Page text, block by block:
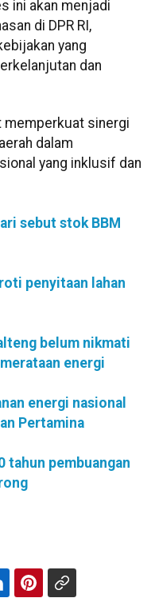
ini akan menjadi
di DPR RI,
yang
dan
memperkuat sinergi
dalam
yang inklusif dan
sebut stok BBM
penyitaan lahan
belum nikmati
energi
energi nasional
Pertamina
tahun pembuangan